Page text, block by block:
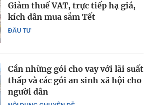
ĐẦU TƯ
Giảm thuế VAT, trực tiếp hạ giá,
kích dân mua sắm Tết
Cần những gói cho vay với lãi suất
thấp và các gói an sinh xã hội cho
người dân